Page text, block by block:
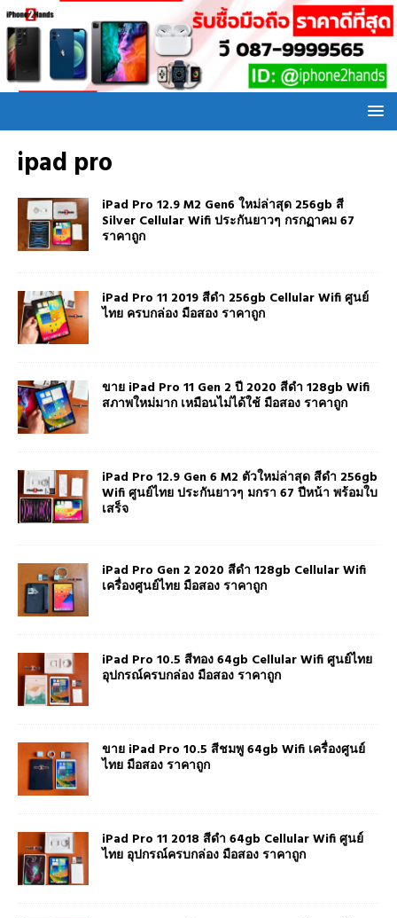
ipad pro
iPad Pro 12.9 M2 Gen6 ใหม่ล่าสุด 256gb สี
Silver Cellular Wifi ประกันยาวๆ กรกฏาคม 67
ราคาถูก
iPad Pro 11 2019 สีดำ 256gb Cellular Wifi ศูนย์
ไทย ครบกล่อง มือสอง ราคาถูก
ขาย iPad Pro 11 Gen 2 ปี 2020 สีดำ 128gb Wifi
สภาพใหม่มาก เหมือนไม่ได้ใช้ มือสอง ราคาถูก
iPad Pro 12.9 Gen 6 M2 ตัวใหม่ล่าสุด สีดำ 256gb
Wifi ศูนย์ไทย ประกันยาวๆ มกรา 67 ปีหน้า พร้อมใบ
เสร็จ
iPad Pro Gen 2 2020 สีดำ 128gb Cellular Wifi
เครื่องศูนย์ไทย มือสอง ราคาถูก
iPad Pro 10.5 สีทอง 64gb Cellular Wifi ศูนย์ไทย
อุปกรณ์ครบกล่อง มือสอง ราคาถูก
ขาย iPad Pro 10.5 สีชมพู 64gb Wifi เครื่องศูนย์
ไทย มือสอง ราคาถูก
iPad Pro 11 2018 สีดำ 64gb Cellular Wifi ศูนย์
ไทย อุปกรณ์ครบกล่อง มือสอง ราคาถูก